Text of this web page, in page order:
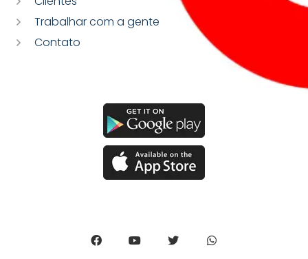
Trabalhar com a gente
Contato